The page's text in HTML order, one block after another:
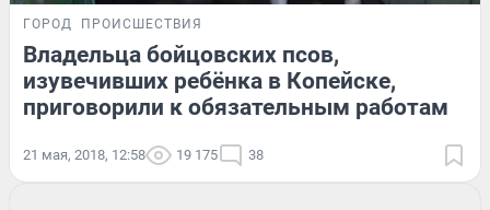
ГОРОД ПРОИСШЕСТВИЯ
Владельца бойцовских псов,
изувечивших ребёнка в Копейске,
приговорили к обязательным работам
21 мая, 2018, 12:58 19 175 38